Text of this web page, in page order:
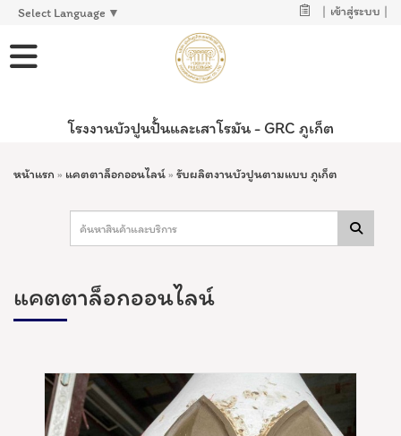
Select Language ▼ | เข้าสู่ระบบ |
โรงงานบัวปูนปั้นและเสาโรมัน - GRC ภูเก็ต
หน้าแรก » แคตตาล็อกออนไลน์» รับผลิตงานบัวปูนตามแบบ ภูเก็ต
แคตตาล็อกออนไลน์